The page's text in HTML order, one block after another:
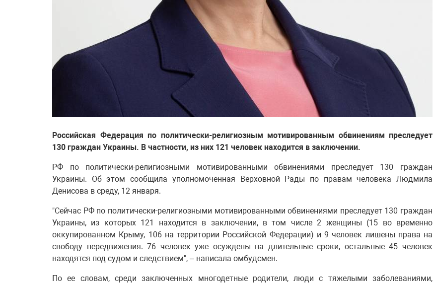
Российская Федерация по политически-религиозным мотивированным обвинениям преследует
130 граждан Украины. В частности, из них 121 человек находится в заключении.
РФ по политически-религиозными мотивированными обвинениями преследует 130 граждан
Украины. Об этом сообщила уполномоченная Верховной Рады по правам человека Людмила
Денисова в среду, 12 января.
"Сейчас РФ по политически-религиозными мотивированными обвинениями преследует 130 граждан
Украины, из которых 121 находится в заключении, в том числе 2 женщины (15 во временно
оккупированном Крыму, 106 на территории Российской Федерации) и 9 человек лишены права на
свободу передвижения. 76 человек уже осуждены на длительные сроки, остальные 45 человек
находятся под судом и следствием", – написала омбудсмен.
По ее словам, среди заключенных многодетные родители, люди с тяжелыми заболеваниями,